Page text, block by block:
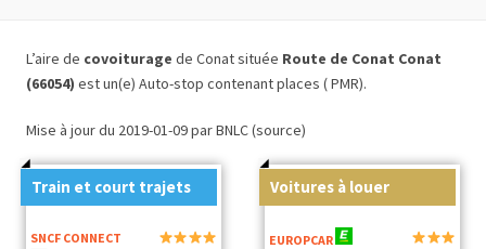
L’aire de covoiturage de Conat située Route de Conat Conat
(66054) est un(e) Auto-stop contenant places ( PMR).
Mise à jour du 2019-01-09 par BNLC (source)
Train et court trajets
SNCF CONNECT
Voitures à louer
EUROPCAR